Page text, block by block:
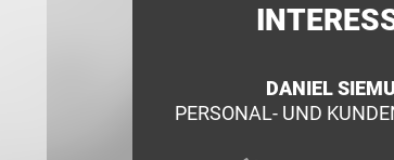
DANIEL
PERSONAL- UND